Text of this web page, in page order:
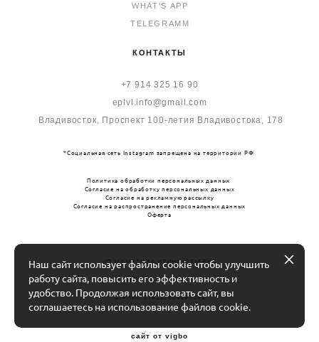
WHAT'S APP
TELEGRAMM
КОНТАКТЫ
+7 914 325 16 90
eplvl.info@gmail.com
Владивосток, Проспект 100-летия Владивостока, 178
*Социальная сеть Instagram запрещена на территории РФ
Политика обработки персональных данных
Согласие на обработку персональных данных
Согласие на рекламную рассылку
Согласие на распространение персональных данных
Оферта
ИП МАМЕДОВА ИРИНА ЮРЬЕВНА
ИНН 272198353416
ОГРНИП 318253600091592
сайт от vigbo
Наш сайт использует файлы cookie чтобы улучшить
работу сайта, повысить его эффективность и
удобство. Продолжая использовать сайт, вы
соглашаетесь на использование файлов cookie.